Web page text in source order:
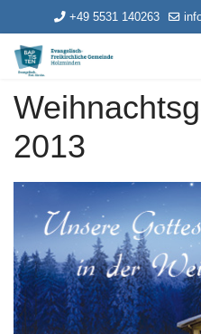
+49 5531 140263
2013